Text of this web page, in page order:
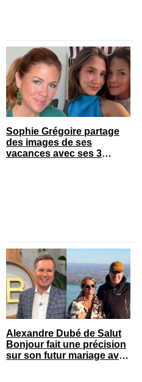
Sophie Grégoire partage
des images de ses
vacances avec ses 3
Alexandre Dubé de Salut
Bonjour fait une précision
sur son futur mariage avec